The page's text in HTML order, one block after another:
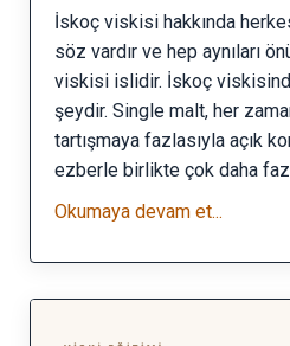
İskoç viskisi hakkında
söz vardır ve hep aynıları
viskisi islidir. İskoç
şeydir. Single malt, her
tartışmaya fazlasıyla açık
ezberle birlikte çok daha
Okumaya devam et...